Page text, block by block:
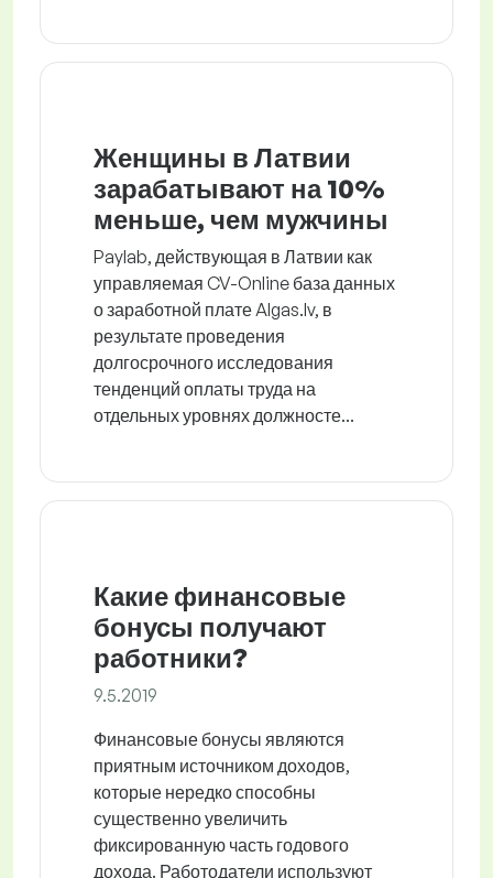
Женщины в Латвии
зарабатывают на 10%
меньше, чем мужчины
Paylab, действующая в Латвии как
управляемая CV-Online база данных
о заработной плате Algas.lv, в
результате проведения
долгосрочного исследования
тенденций оплаты труда на
отдельных уровнях должносте...
Какие финансовые
бонусы получают
работники?
9.5.2019
Финансовые бонусы являются
приятным источником доходов,
которые нередко способны
существенно увеличить
фиксированную часть годового
дохода. Работодатели используют